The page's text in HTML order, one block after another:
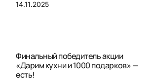
14.11.2025
Финальный победитель акции
«Дарим кухни и 1000 подарков» —
есть!